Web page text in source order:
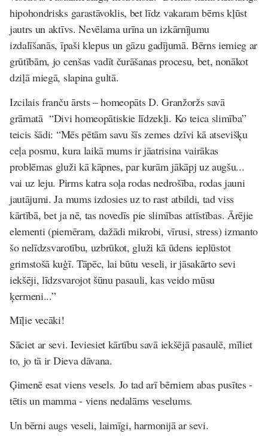
hipohondrisks garastāvoklis, bet līdz vakaram bērns kļūst
jautrs un aktīvs. Nevēlama urīna un izkārnījumu
izdalīšanās, īpaši klepus un gāzu gadījumā. Bērns iemieg ar
grūtībām, jo cenšas vadīt čurāšanas procesu, bet, nonākot
dziļā miegā, slapina gultā.
Izcilais franču ārsts – homeopāts D. Granžoržs savā
grāmatā “Divi homeopātiskie līdzekļi. Ko teica slimība”
teicis šādi: “Mēs pētām savu šīs zemes dzīvi kā atsevišķu
ceļa posmu, kura laikā mums ir jāatrisina vairākas
problēmas gluži kā kāpnes, par kurām jākāpj uz augšu...
vai uz leju. Pirms katra soļa rodas nedrošība, rodas jauni
jautājumi. Ja mums izdosies uz to rast atbildi, tad viss
kārtībā, bet ja nē, tas novedīs pie slimības attīstības. Ārējie
elementi (piemēram, dažādi mikrobi, vīrusi, stress) izmanto
šo nelīdzsvarotību, uzbrūkot, gluži kā ūdens ieplūstot
grimstošā kuģī. Tāpēc, lai būtu veseli, ir jāsakārto sevi
iekšēji, līdzsvarojot šūnu pasauli, kas veido mūsu
ķermeni...”
Mīļie vecāki!
Sāciet ar sevi. Ieviesiet kārtību savā iekšējā pasaulē, mīliet
to, jo tā ir Dieva dāvana.
Ģimenē esat viens vesels. Jo tad arī bērniem abas pusītes -
tētis un mamma - viens nedalāms veselums.
Un bērni augs veseli, laimīgi, harmonijā ar sevi.